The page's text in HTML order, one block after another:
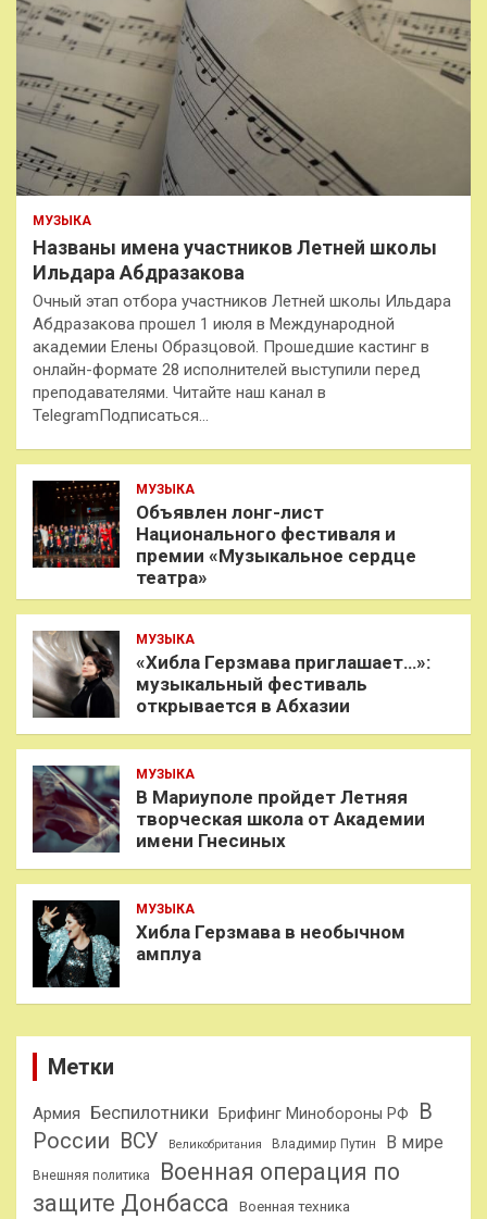
МУЗЫКА
Названы имена участников Летней школы
Ильдара Абдразакова
Очный этап отбора участников Летней школы Ильдара
Абдразакова прошел 1 июля в Международной
академии Елены Образцовой. Прошедшие кастинг в
онлайн-формате 28 исполнителей выступили перед
преподавателями. Читайте наш канал в
TelegramПодписаться…
МУЗЫКА
Объявлен лонг-лист
Национального фестиваля и
премии «Музыкальное сердце
театра»
МУЗЫКА
«Хибла Герзмава приглашает…»:
музыкальный фестиваль
открывается в Абхазии
МУЗЫКА
В Мариуполе пройдет Летняя
творческая школа от Академии
имени Гнесиных
МУЗЫКА
Хибла Герзмава в необычном
амплуа
Метки
Армия Беспилотники Брифинг Минобороны РФ
В
России ВСУ Великобритания Владимир Путин В мире
Внешняя политика
Военная операция по
защите Донбасса
Военная техника